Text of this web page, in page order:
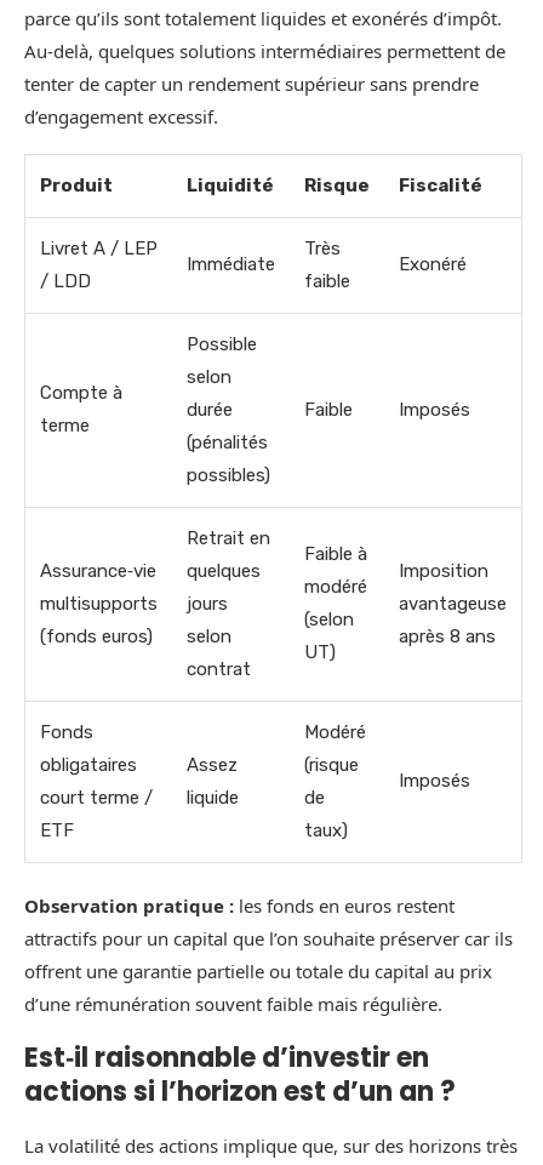
parce qu’ils sont totalement liquides et exonérés d’impôt.
Au-delà, quelques solutions intermédiaires permettent de
tenter de capter un rendement supérieur sans prendre
d’engagement excessif.
Produit Liquidité Risque Fiscalité
Livret A / LEP
/ LDD
Immédiate
Très
faible
Exonéré
Compte à
terme
Possible
selon
durée
(pénalités
possibles)
Faible Imposés
Assurance‑vie
multisupports
(fonds euros)
Retrait en
quelques
jours
selon
contrat
Faible à
modéré
(selon
UT)
Imposition
avantageuse
après 8 ans
Fonds
obligataires
court terme /
ETF
Assez
liquide
Modéré
(risque
de
taux)
Imposés
Observation pratique : les fonds en euros restent
attractifs pour un capital que l’on souhaite préserver car ils
offrent une garantie partielle ou totale du capital au prix
d’une rémunération souvent faible mais régulière.
Est‑il raisonnable d’investir en
actions si l’horizon est d’un an ?
La volatilité des actions implique que, sur des horizons très